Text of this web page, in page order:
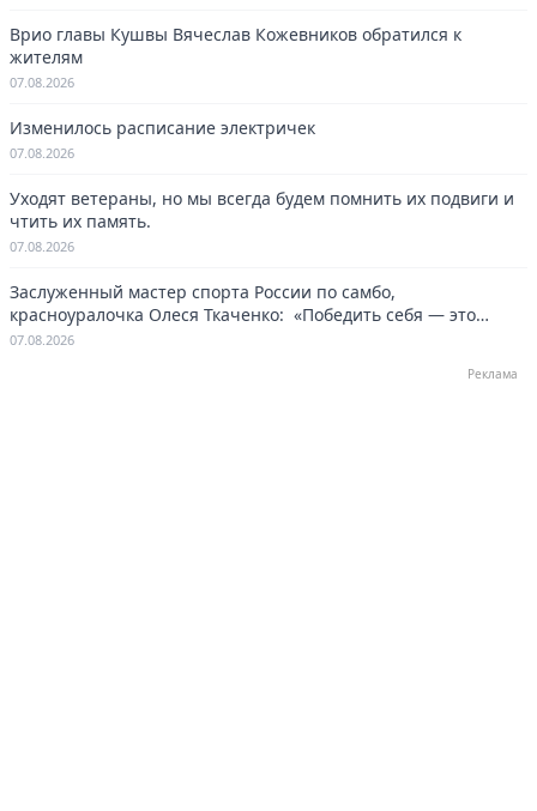
Врио главы Кушвы Вячеслав Кожевников обратился к
жителям
07.08.2026
Изменилось расписание электричек
07.08.2026
Уходят ветераны, но мы всегда будем помнить их подвиги и
чтить их память.
07.08.2026
Заслуженный мастер спорта России по самбо,
красноуралочка Олеся Ткаченко: «Победить себя — это
навсегда»
07.08.2026
Реклама